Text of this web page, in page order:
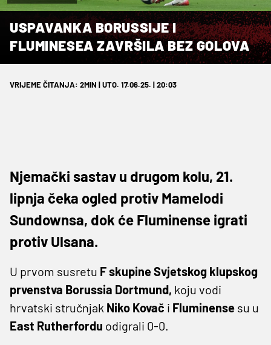
USPAVANKA BORUSSIJE I
FLUMINESEA ZAVRŠILA BEZ GOLOVA
VRIJEME ČITANJA: 2MIN | UTO. 17.06.25. | 20:03
Njemački sastav u drugom kolu, 21.
lipnja čeka ogled protiv Mamelodi
Sundownsa, dok će Fluminense igrati
protiv Ulsana.
U prvom susretu F skupine Svjetskog klupskog
prvenstva Borussia Dortmund, koju vodi
hrvatski stručnjak Niko Kovač i Fluminense su u
East Rutherfordu odigrali 0-0.